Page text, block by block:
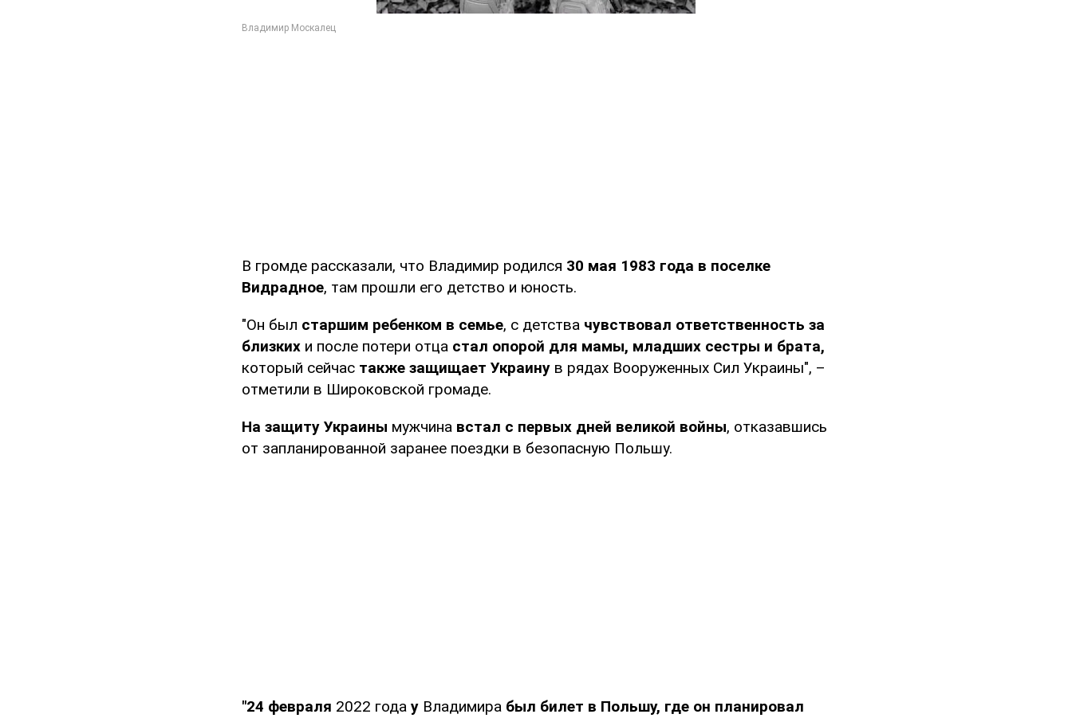
В громде рассказали, что Владимир родился 30 мая 1983 года в поселке
Видрадное, там прошли его детство и юность.
"Он был старшим ребенком в семье, с детства чувствовал ответственность за
близких и после потери отца стал опорой для мамы, младших сестры и брата,
который сейчас также защищает Украину в рядах Вооруженных Сил Украины", –
отметили в Широковской громаде.
На защиту Украины мужчина встал с первых дней великой войны, отказавшись
от запланированной заранее поездки в безопасную Польшу.
"24 февраля 2022 года у Владимира был билет в Польшу, где он планировал